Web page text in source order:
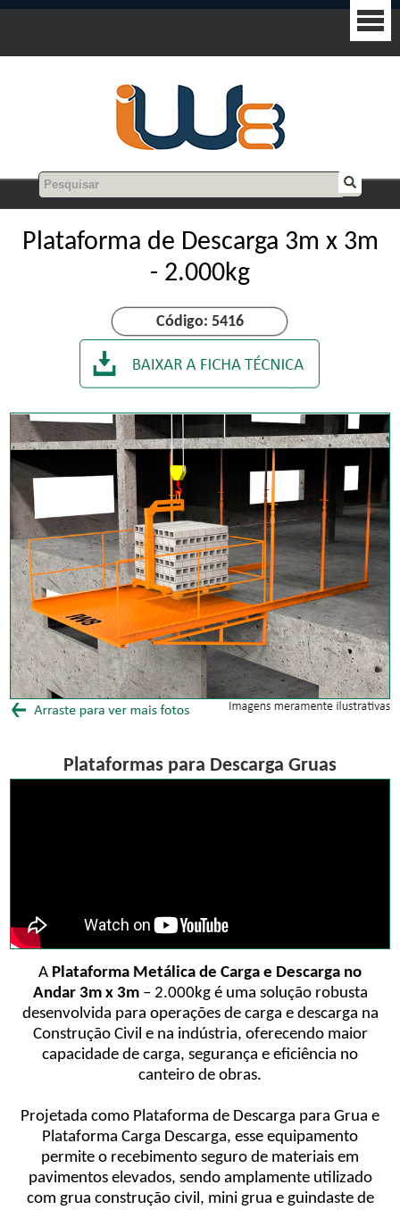
Plataforma de Descarga 3m x 3m
- 2.000kg
Código: 5416
Plataformas para Descarga Gruas
A Plataforma Metálica de Carga e Descarga no
Andar 3m x 3m– 2.000kg é uma solução robusta
desenvolvida para operações de carga e descarga na
Construção Civil e na indústria, oferecendo maior
capacidade de carga, segurança e eficiência no
canteiro de obras.
Projetada como Plataforma de Descarga para Grua e
Plataforma Carga Descarga, esse equipamento
permite o recebimento seguro de materiais em
pavimentos elevados, sendo amplamente utilizado
com grua construção civil, mini grua e guindaste de